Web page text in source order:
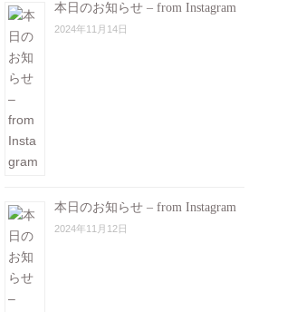
本日のお知らせ – from Instagram
2024年11月14日
本日のお知らせ – from Instagram
2024年11月12日